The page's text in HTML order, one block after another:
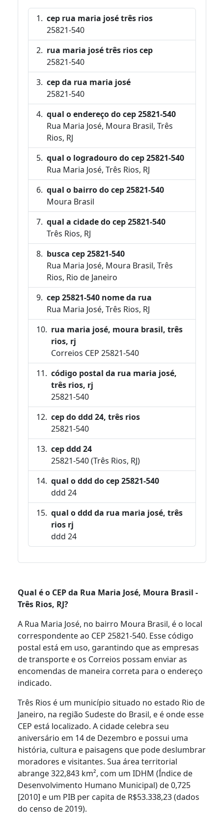
cep rua maria josé três rios
25821-540
rua maria josé três rios cep
25821-540
cep da rua maria josé
25821-540
qual o endereço do cep 25821-540
Rua Maria José, Moura Brasil, Três
Rios, RJ
qual o logradouro do cep 25821-540
Rua Maria José, Três Rios, RJ
qual o bairro do cep 25821-540
Moura Brasil
qual a cidade do cep 25821-540
Três Rios, RJ
busca cep 25821-540
Rua Maria José, Moura Brasil, Três
Rios, Rio de Janeiro
cep 25821-540 nome da rua
Rua Maria José, Três Rios, RJ
rua maria josé, moura brasil, três
rios, rj
Correios CEP 25821-540
código postal da rua maria josé,
três rios, rj
25821-540
cep do ddd 24, três rios
25821-540
cep ddd 24
25821-540 (Três Rios, RJ)
qual o ddd do cep 25821-540
ddd 24
qual o ddd da rua maria josé, três
rios rj
ddd 24
Qual é o CEP da Rua Maria José, Moura Brasil -
Três Rios, RJ?
A Rua Maria José, no bairro Moura Brasil, é o local
correspondente ao CEP 25821-540. Esse código
postal está em uso, garantindo que as empresas
de transporte e os Correios possam enviar as
encomendas de maneira correta para o endereço
indicado.
Três Rios é um município situado no estado Rio de
Janeiro, na região Sudeste do Brasil, e é onde esse
CEP está localizado. A cidade celebra seu
aniversário em 14 de Dezembro e possui uma
história, cultura e paisagens que pode deslumbrar
moradores e visitantes. Sua área territorial
abrange 322,843 km², com um IDHM (Índice de
Desenvolvimento Humano Municipal) de 0,725
[2010] e um PIB per capita de R$53.338,23 (dados
do censo de 2019).